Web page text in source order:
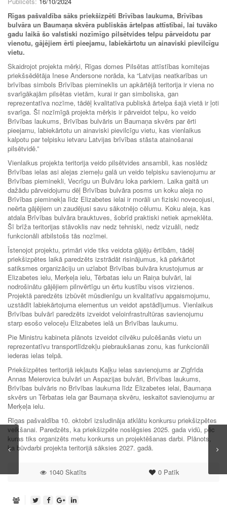
Rīgas pašvaldība sāks priekšizpēti Brīvības laukuma, Brīvības
bulvāra un Baumaņa skvēra publiskās ārtelpas attīstībai, lai tuvāko
gadu laikā šo valstiski nozīmīgo pilsētvides telpu pārveidotu par
vienotu, gājējiem ērti pieejamu, labiekārtotu un ainaviski pievilcīgu
vietu.
Skaidrojot projekta mērķi, Rīgas domes Pilsētas attīstības komitejas
priekšsēdētāja Inese Andersone norāda, ka “Latvijas neatkarības un
brīvības simbols Brīvības piemineklis un apkārtējā teritorija ir viena no
svarīgākajām pilsētas vietām, kurai ir gan simboliska, gan
reprezentatīva nozīme, tādēļ kvalitatīva publiskā ārtelpa šajā vietā ir ļoti
svarīga. Šī nozīmīgā projekta mērķis ir pārveidot telpu, ko veido
Brīvības laukums, Brīvības bulvāris un Baumaņa skvērs par ērti
pieejamu, labiekārtotu un ainaviski pievilcīgu vietu, kas vienlaikus
kalpotu par telpisku ietvaru Latvijas brīvības stāsta atainošanai
pilsētvidē.”
Vienlaikus projekta teritorija veido pilsētvides ansambli, kas noslēdz
Brīvības ielas asi alejas ziemeļu galā un veido telpisku savienojumu ar
Brīvības pieminekli, Vecrīgu un Bulvāru loka parkiem. Laika gaitā un
dažādu pārveidojumu dēļ Brīvības bulvāra posms un koku aleja no
Brīvības pieminekļa līdz Elizabetes ielai ir morāli un fiziski novecojusi,
neērta gājējiem un zaudējusi savu sākotnējo cēlumu. Koku aleja, kas
atdala Brīvības bulvāra brauktuves, šobrīd praktiski netiek apmeklēta.
Šī brīža teritorijas stāvoklis nav nedz tehniski, nedz vizuāli, nedz
funkcionāli atbilstošs tās nozīmei.
Īstenojot projektu, primāri vide tiks veidota gājēju ērtībām, tādēļ
priekšizpētes laikā paredzēts izstrādāt risinājumus, kā pārkārtot
satiksmes organizāciju un uzlabot Brīvības bulvāra krustojumus ar
Elizabetes ielu, Merķeļa ielu, Tērbatas ielu un Raiņa bulvāri, lai
nodrošinātu gājējiem pilnvērtīgu un ērtu kustību visos virzienos.
Projektā paredzēts izbūvēt mūsdienīgu un kvalitatīvu apgaismojumu,
uzstādīt labiekārtojuma elementus un veidot apstādījumus. Vienlaikus
Brīvības bulvārī paredzēts izveidot veloinfrastrultūras savienojumu
starp esošo veloceļu Elizabetes ielā un Brīvības laukumu.
Pie Ministru kabineta plānots izveidot cilvēku pulcēšanās vietu un
reprezentatīvu transportlīdzekļu piebraukšanas zonu, kas funkcionāli
iederas ielas telpā.
Priekšizpētes teritorijā iekļauts Kaļķu ielas savienojums ar Zigfrīda
Annas Meierovica bulvāri un Aspazijas bulvāri, Brīvības laukums,
Brīvības bulvāris no Brīvības laukuma līdz Elizabetes ielai, Baumaņa
skvērs un Tērbatas iela gar Baumaņa skvēru, ieskaitot savienojumu ar
Merķeļa ielu.
Rīgas pašvaldība 10. oktobrī izsludināja atklātu konkursu priekšizpētes
veikšanai. Paredzēts, ka priekšizpēte noslēgsies 2025. gada vidū, pēc
kuras tiks organizēts metu konkurss un projektēšanas darbi. Plānots,
ka būvdarbi projekta teritorijā sāksies 2027. gadā.
0Patīk
1040 Skatīts